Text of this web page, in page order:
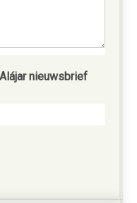
nieuwsbrief